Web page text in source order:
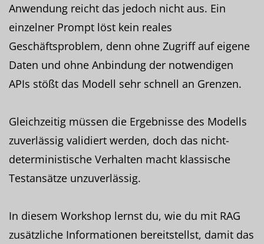
Anwendung reicht das jedoch nicht aus. Ein
einzelner Prompt löst kein reales
Geschäftsproblem, denn ohne Zugriff auf eigene
Daten und ohne Anbindung der notwendigen
APIs stößt das Modell sehr schnell an Grenzen.
Gleichzeitig müssen die Ergebnisse des Modells
zuverlässig validiert werden, doch das nicht-
deterministische Verhalten macht klassische
Testansätze unzuverlässig.
In diesem Workshop lernst du, wie du mit RAG
zusätzliche Informationen bereitstellst, damit das